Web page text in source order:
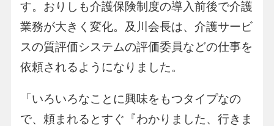
す。おりしも介護保険制度の導入前後で介護
業務が大きく変化。及川会長は、介護サービ
スの質評価システムの評価委員などの仕事を
依頼されるようになりました。
「いろいろなことに興味をもつタイプなの
で、頼まれるとすぐ『わかりました、行きま